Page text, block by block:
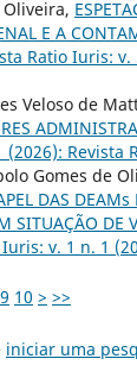
E A
Ratio Iuris: v.
Veloso de
(2026): Revista
Gomes de
DAS
SITUAÇÃO DE
v. 1 n. 1
9 10 > >>
iniciar uma